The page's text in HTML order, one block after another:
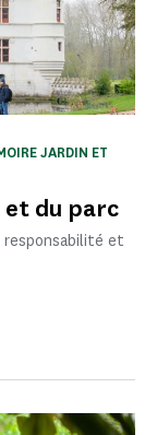
du parc
JARDIN ET
responsabilité et